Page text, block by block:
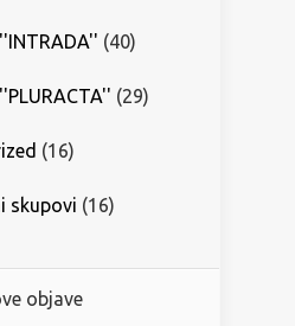
(40)
(29)
(16)
skupovi (16)
objave